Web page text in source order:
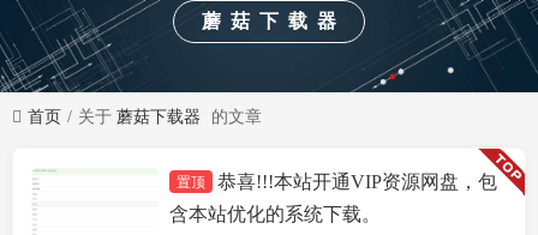
蘑菇下载器
首页 关于 蘑菇下载器 的文章
技术方案
置顶
恭喜!!!本站开通VIP资源网盘，包
含本站优化的系统下载。